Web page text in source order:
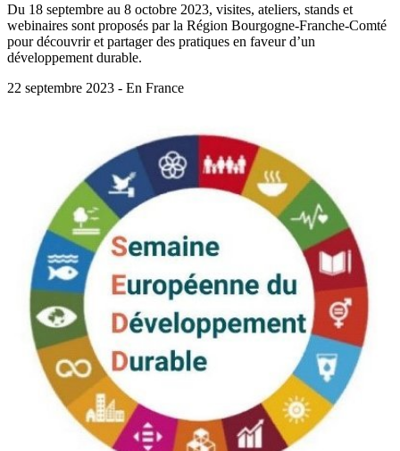
Du 18 septembre au 8 octobre 2023, visites, ateliers, stands et
webinaires sont proposés par la Région Bourgogne-Franche-Comté
pour découvrir et partager des pratiques en faveur d’un
développement durable.
22 septembre 2023 - En France